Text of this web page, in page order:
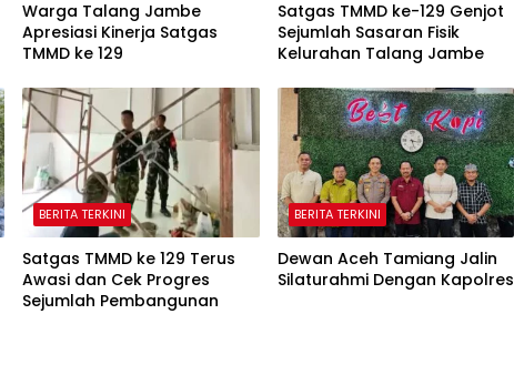
Warga Talang Jambe
Apresiasi Kinerja Satgas
TMMD ke 129
Satgas TMMD ke-129 Genjot
Sejumlah Sasaran Fisik
Kelurahan Talang Jambe
BERITA TERKINI
Satgas TMMD ke 129 Terus
Awasi dan Cek Progres
Sejumlah Pembangunan
BERITA TERKINI
Dewan Aceh Tamiang Jalin
Silaturahmi Dengan Kapolres